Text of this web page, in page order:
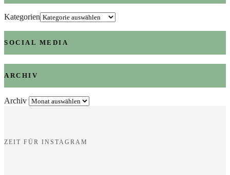
Kategorien
SOCIAL MEDIA
ARCHIV
Archiv
ZEIT FÜR INSTAGRAM